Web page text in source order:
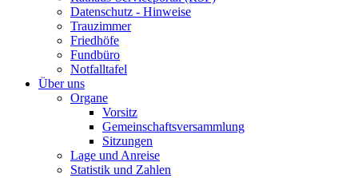
Datenschutz - Hinweise
Trauzimmer
Friedhöfe
Fundbüro
Notfalltafel
Über uns
Organe
Vorsitz
Gemeinschaftsversammlung
Sitzungen
Lage und Anreise
Statistik und Zahlen